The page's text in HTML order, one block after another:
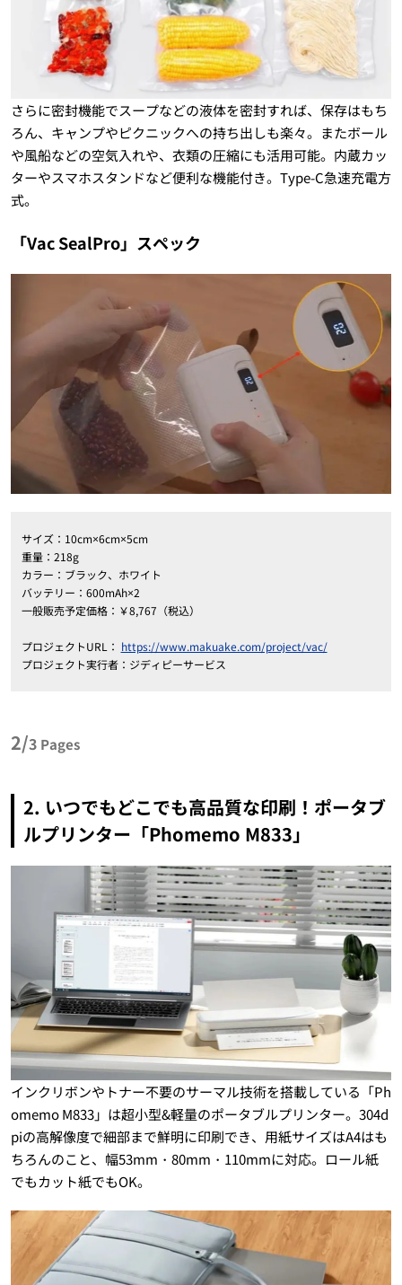
さらに密封機能でスープなどの液体を密封すれば、保存はもち
ろん、キャンプやピクニックへの持ち出しも楽々。またボール
や風船などの空気入れや、衣類の圧縮にも活用可能。内蔵カッ
ターやスマホスタンドなど便利な機能付き。Type-C急速充電方
式。
「Vac SealPro」スペック
サイズ：10cm×6cm×5cm
重量：218g
カラー：ブラック、ホワイト
バッテリー：600mAh×2
一般販売予定価格：￥8,767（税込）
プロジェクトURL： https://www.makuake.com/project/vac/
プロジェクト実行者：ジディピーサービス
2/3 Pages
2. いつでもどこでも高品質な印刷！ポータブ
ルプリンター「Phomemo M833」
インクリボンやトナー不要のサーマル技術を搭載している「Ph
omemo M833」は超小型&軽量のポータブルプリンター。304d
piの高解像度で細部まで鮮明に印刷でき、用紙サイズはA4はも
ちろんのこと、幅53mm・80mm・110mmに対応。ロール紙
でもカット紙でもOK。